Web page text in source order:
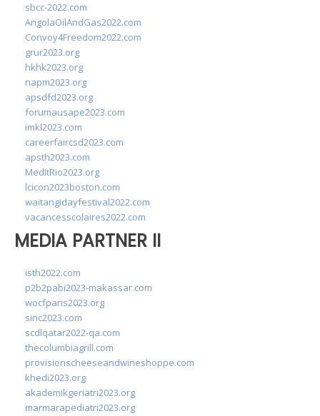
sbcc-2022.com
AngolaOilAndGas2022.com
Convoy4Freedom2022.com
grur2023.org
hkhk2023.org
napm2023.org
apsdfd2023.org
forumausape2023.com
imkl2023.com
careerfaircsd2023.com
apsth2023.com
MedItRio2023.org
lcicon2023boston.com
waitangidayfestival2022.com
vacancesscolaires2022.com
MEDIA PARTNER II
isth2022.com
p2b2pabi2023-makassar.com
wocfparis2023.org
sinc2023.com
scdlqatar2022-qa.com
thecolumbiagrill.com
provisionscheeseandwineshoppe.com
khedi2023.org
akademikgeriatri2023.org
marmarapediatri2023.org